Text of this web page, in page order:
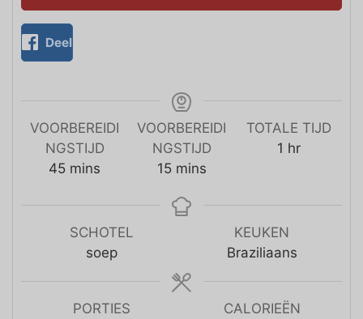
Deel
VOORBEREIDI
NGSTIJD
45 mins
VOORBEREIDI
NGSTIJD
15 mins
TOTALE TIJD
1 hr
SCHOTEL
soep
KEUKEN
Braziliaans
PORTIES
CALORIEËN